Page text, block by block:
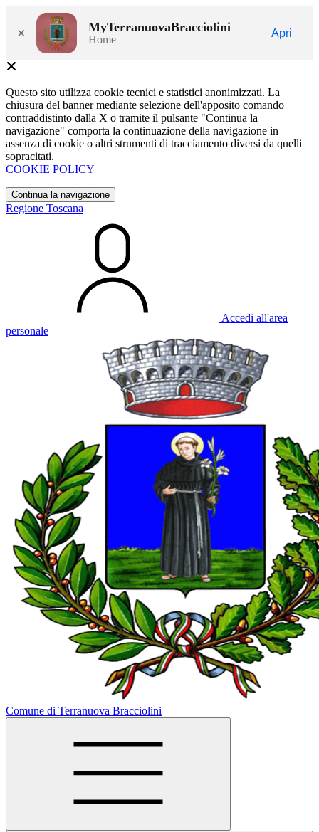
× MyTerranuovaBracciolini
Home
Apri
Questo sito utilizza cookie tecnici e statistici anonimizzati. La
chiusura del banner mediante selezione dell'apposito comando
contraddistinto dalla X o tramite il pulsante "Continua la
navigazione" comporta la continuazione della navigazione in
assenza di cookie o altri strumenti di tracciamento diversi da quelli
sopracitati.
COOKIE POLICY
Continua la navigazione
Regione Toscana
Accedi all'area
personale
Comune di Terranuova Bracciolini